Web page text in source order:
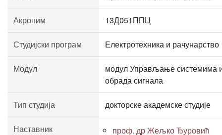
Акроним 13Д051ППЦ
Студијски програм Електротехника и рачунарство
Модул
модул Управљање системима
обрада сигнала
Тип студија докторске академске студије
Наставник
проф. др Жељко Ђуровић